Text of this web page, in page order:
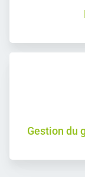
Gestion du